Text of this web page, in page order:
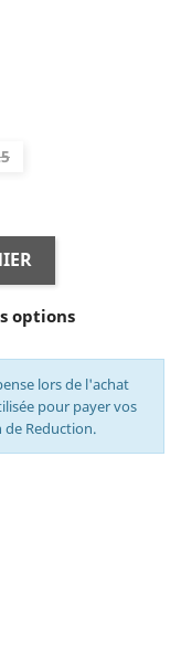
options
lors de l'achat
pour payer vos
de Reduction.